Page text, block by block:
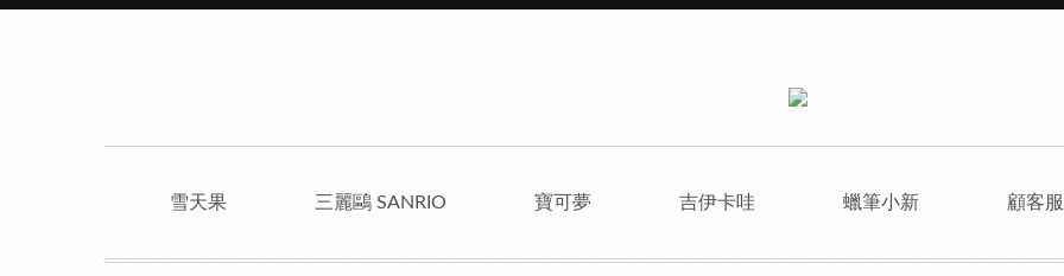
雪天果 三麗鷗 SANRIO 寶可夢 吉伊卡哇 蠟筆小新 顧客